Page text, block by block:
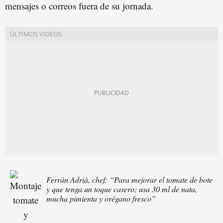
mensajes o correos fuera de su jornada.
Ferrán Adrià, chef: “Para mejorar el tomate de bote
y que tenga un toque casero; usa 30 ml de nata,
mucha pimienta y orégano fresco”